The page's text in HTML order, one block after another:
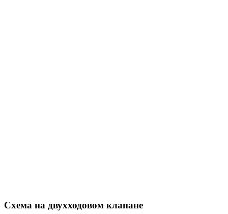
Схема на двухходовом клапане